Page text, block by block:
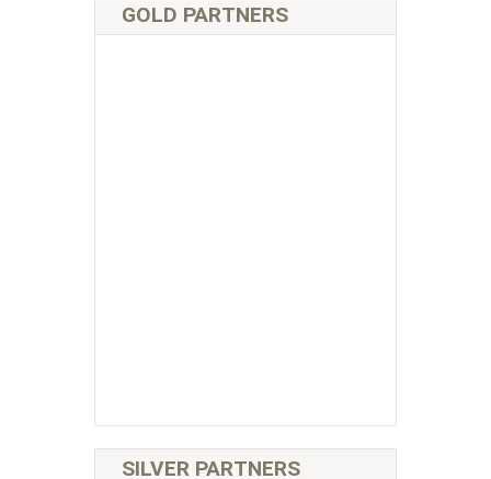
GOLD PARTNERS
SILVER PARTNERS